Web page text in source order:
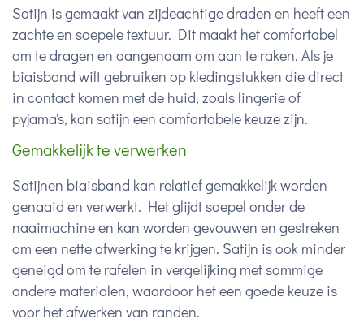
Satijn is gemaakt van zijdeachtige draden en heeft een
zachte en soepele textuur. Dit maakt het comfortabel
om te dragen en aangenaam om aan te raken. Als je
biaisband wilt gebruiken op kledingstukken die direct
in contact komen met de huid, zoals lingerie of
pyjama's, kan satijn een comfortabele keuze zijn.
Gemakkelijk te verwerken
Satijnen biaisband kan relatief gemakkelijk worden
genaaid en verwerkt. Het glijdt soepel onder de
naaimachine en kan worden gevouwen en gestreken
om een nette afwerking te krijgen. Satijn is ook minder
geneigd om te rafelen in vergelijking met sommige
andere materialen, waardoor het een goede keuze is
voor het afwerken van randen.